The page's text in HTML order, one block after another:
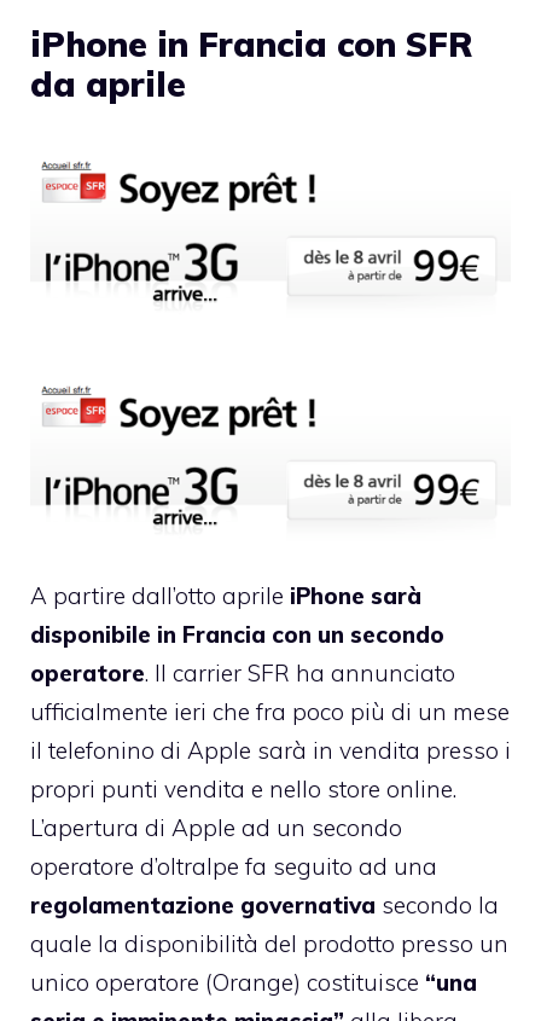
iPhone in Francia con SFR
da aprile
A partire dall’otto aprile iPhone sarà
disponibile in Francia con un secondo
operatore. Il carrier SFR ha annunciato
ufficialmente ieri che fra poco più di un mese
il telefonino di Apple sarà in vendita presso i
propri punti vendita e nello store online.
L’apertura di Apple ad un secondo
operatore d’oltralpe fa seguito ad una
regolamentazione governativa secondo la
quale la disponibilità del prodotto presso un
unico operatore (Orange) costituisce “una